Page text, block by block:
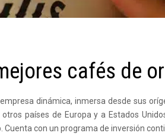
cafés de
dinámica, inmersa desde sus
países de Europa y a Estados
con un programa de inversión